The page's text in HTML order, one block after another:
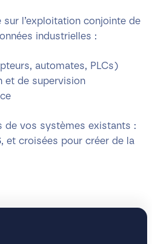
sur l’exploitation conjointe de
industrielles :
automates, PLCs)
et de supervision
de vos systèmes existants :
, et croisées pour créer de la